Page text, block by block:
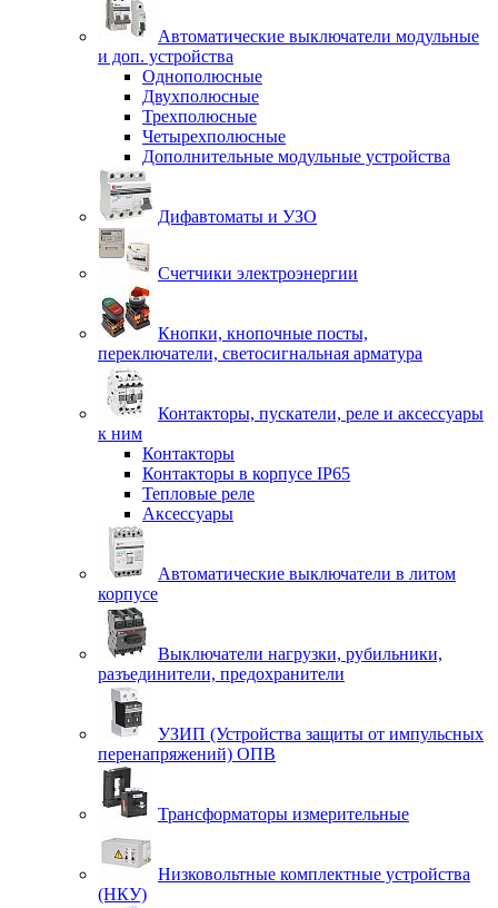
Автоматические выключатели модульные
и доп. устройства
Однополюсные
Двухполюсные
Трехполюсные
Четырехполюсные
Дополнительные модульные устройства
Дифавтоматы и УЗО
Счетчики электроэнергии
Кнопки, кнопочные посты,
переключатели, светосигнальная арматура
Контакторы, пускатели, реле и аксессуары
к ним
Контакторы
Контакторы в корпусе IP65
Тепловые реле
Аксессуары
Автоматические выключатели в литом
корпусе
Выключатели нагрузки, рубильники,
разъединители, предохранители
УЗИП (Устройства защиты от импульсных
перенапряжений) ОПВ
Трансформаторы измерительные
Низковольтные комплектные устройства
(НКУ)